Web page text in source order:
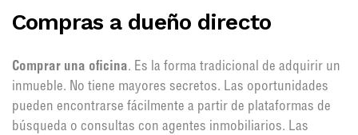
Compras a dueño directo
Comprar una oficina. Es la forma tradicional de adquirir un
inmueble. No tiene mayores secretos. Las oportunidades
pueden encontrarse fácilmente a partir de plataformas de
búsqueda o consultas con agentes inmobiliarios. Las